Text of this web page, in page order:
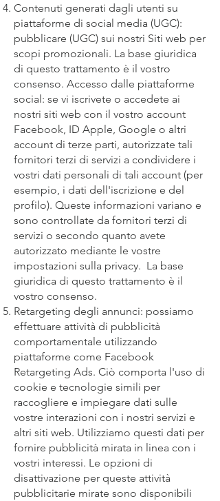
Contenuti generati dagli utenti su
piattaforme di social media (UGC):
pubblicare (UGC) sui nostri Siti web per
scopi promozionali. La base giuridica
di questo trattamento è il vostro
consenso. Accesso dalle piattaforme
social: se vi iscrivete o accedete ai
nostri siti web con il vostro account
Facebook, ID Apple, Google o altri
account di terze parti, autorizzate tali
fornitori terzi di servizi a condividere i
vostri dati personali di tali account (per
esempio, i dati dell'iscrizione e del
profilo). Queste informazioni variano e
sono controllate da fornitori terzi di
servizi o secondo quanto avete
autorizzato mediante le vostre
impostazioni sulla privacy. La base
giuridica di questo trattamento è il
vostro consenso.
Retargeting degli annunci: possiamo
effettuare attività di pubblicità
comportamentale utilizzando
piattaforme come Facebook
Retargeting Ads. Ciò comporta l'uso di
cookie e tecnologie simili per
raccogliere e impiegare dati sulle
vostre interazioni con i nostri servizi e
altri siti web. Utilizziamo questi dati per
fornire pubblicità mirata in linea con i
vostri interessi. Le opzioni di
disattivazione per queste attività
pubblicitarie mirate sono disponibili